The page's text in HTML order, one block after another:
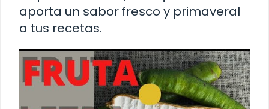
aporta un sabor fresco y primaveral
a tus recetas.